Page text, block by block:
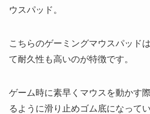
ウスパッド。
こちらのゲーミングマウスパッド
て耐久性も高いのが特徴です。
ゲーム時に素早くマウスを動かす
るように滑り止めゴム底になって